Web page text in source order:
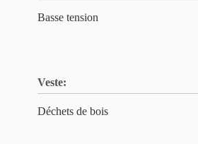
Basse tension
Veste:
Déchets de bois